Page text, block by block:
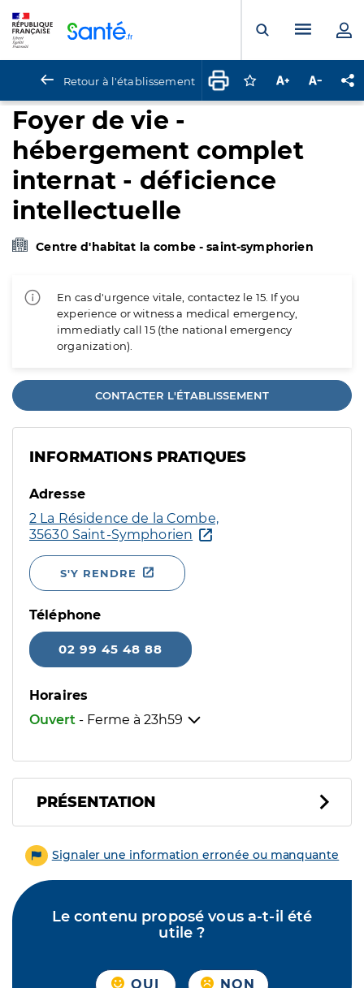
Ouvrir laMenu
Retour à l'établissement Connectez-vous
Augmenter la
Foyer de vie -
hébergement complet
internat - déficience
intellectuelle
Centre d'habitat la combe - saint-symphorien
En cas d'urgence vitale, contactez le 15. If you
experience or witness a medical emergency,
immediatly call 15 (the national emergency
organization).
CONTACTER L'ÉTABLISSEMENT
INFORMATIONS PRATIQUES
Adresse
2 La Résidence de la Combe,
35630 Saint-Symphorien
S'Y RENDRE
Téléphone
02 99 45 48 88
Horaires
Ouvert - Ferme à 23h59
PRÉSENTATION
Signaler une information erronée ou manquante
Le contenu proposé vous a-t-il été
utile ?
OUI NON